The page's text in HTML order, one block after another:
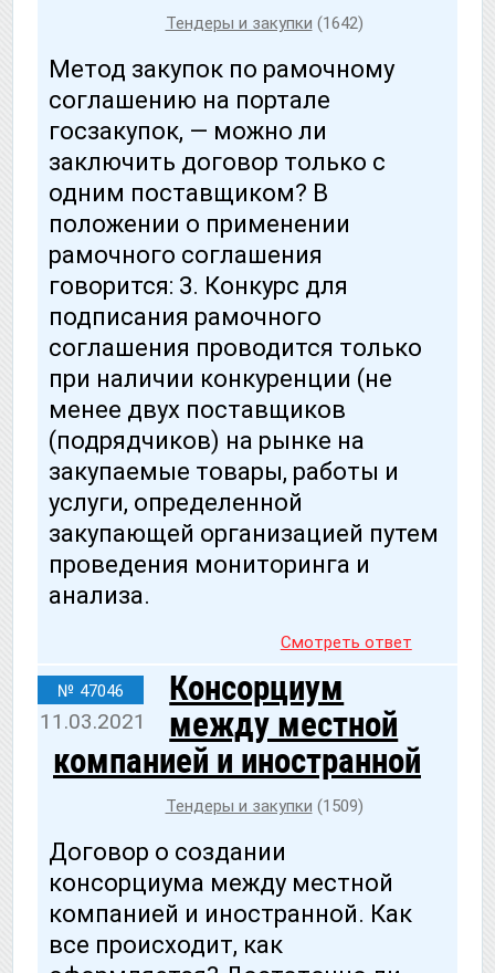
Тендеры и закупки (1642)
Метод закупок по рамочному
соглашению на портале
госзакупок, — можно ли
заключить договор только с
одним поставщиком? В
положении о применении
рамочного соглашения
говорится: 3. Конкурс для
подписания рамочного
соглашения проводится только
при наличии конкуренции (не
менее двух поставщиков
(подрядчиков) на рынке на
закупаемые товары, работы и
услуги, определенной
закупающей организацией путем
проведения мониторинга и
анализа.
Смотреть ответ
№ 47046
11.03.2021
Консорциум
между местной
компанией и иностранной
Тендеры и закупки (1509)
Договор о создании
консорциума между местной
компанией и иностранной. Как
все происходит, как